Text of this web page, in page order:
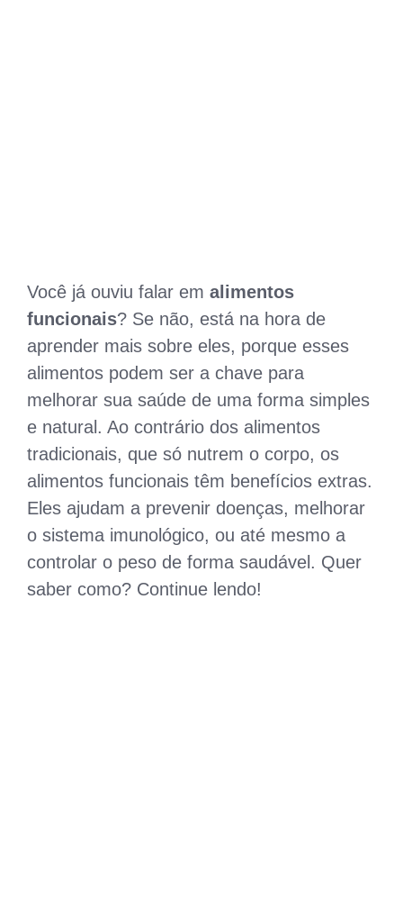
Você já ouviu falar em alimentos
funcionais? Se não, está na hora de
aprender mais sobre eles, porque esses
alimentos podem ser a chave para
melhorar sua saúde de uma forma simples
e natural. Ao contrário dos alimentos
tradicionais, que só nutrem o corpo, os
alimentos funcionais têm benefícios extras.
Eles ajudam a prevenir doenças, melhorar
o sistema imunológico, ou até mesmo a
controlar o peso de forma saudável. Quer
saber como? Continue lendo!